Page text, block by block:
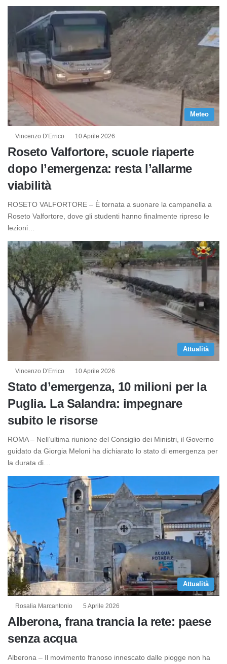
Meteo
Vincenzo D'Errico 10 Aprile 2026
Roseto Valfortore, scuole riaperte
dopo l’emergenza: resta l’allarme
viabilità
ROSETO VALFORTORE – È tornata a suonare la campanella a
Roseto Valfortore, dove gli studenti hanno finalmente ripreso le
lezioni…
Attualità
Vincenzo D'Errico 10 Aprile 2026
Stato d’emergenza, 10 milioni per la
Puglia. La Salandra: impegnare
subito le risorse
ROMA – Nell’ultima riunione del Consiglio dei Ministri, il Governo
guidato da Giorgia Meloni ha dichiarato lo stato di emergenza per
la durata di…
Attualità
Rosalia Marcantonio 5 Aprile 2026
Alberona, frana trancia la rete: paese
senza acqua
Alberona – Il movimento franoso innescato dalle piogge non ha